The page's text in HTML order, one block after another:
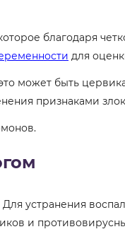
благодаря
для
может быть
признаками
устранения
и